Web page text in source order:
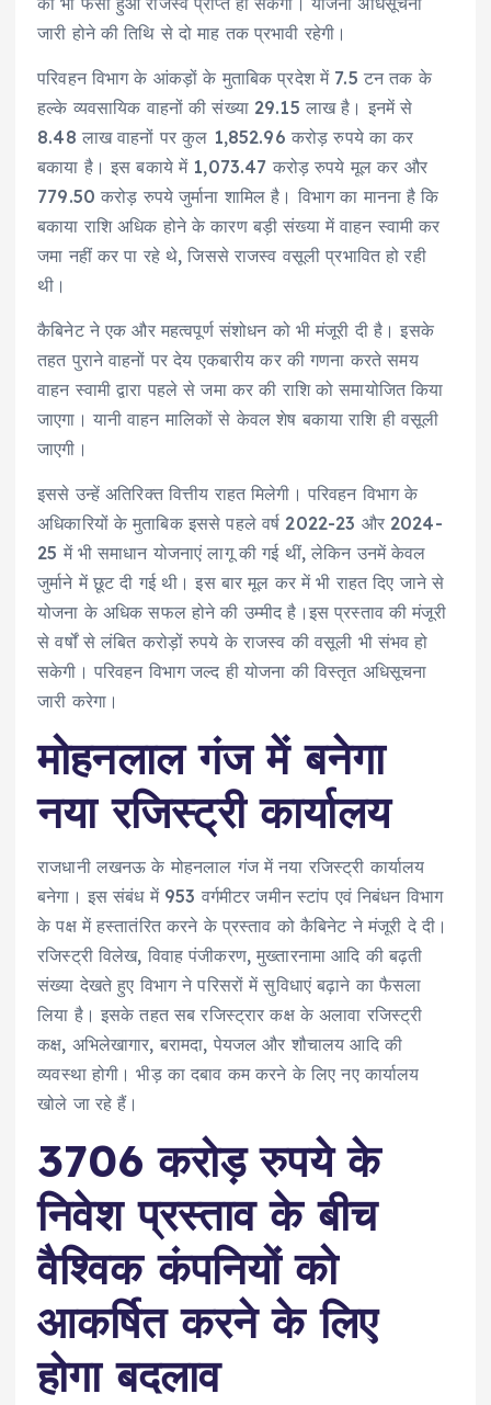
जारी होने की तिथि से दो माह तक प्रभावी रहेगी।
परिवहन विभाग के आंकड़ों के मुताबिक प्रदेश में 7.5 टन तक के
हल्के व्यवसायिक वाहनों की संख्या 29.15 लाख है। इनमें से
8.48 लाख वाहनों पर कुल 1,852.96 करोड़ रुपये का कर
बकाया है। इस बकाये में 1,073.47 करोड़ रुपये मूल कर और
779.50 करोड़ रुपये जुर्माना शामिल है। विभाग का मानना है कि
बकाया राशि अधिक होने के कारण बड़ी संख्या में वाहन स्वामी कर
जमा नहीं कर पा रहे थे, जिससे राजस्व वसूली प्रभावित हो रही
थी।
कैबिनेट ने एक और महत्वपूर्ण संशोधन को भी मंजूरी दी है। इसके
तहत पुराने वाहनों पर देय एकबारीय कर की गणना करते समय
वाहन स्वामी द्वारा पहले से जमा कर की राशि को समायोजित किया
जाएगा। यानी वाहन मालिकों से केवल शेष बकाया राशि ही वसूली
जाएगी।
इससे उन्हें अतिरिक्त वित्तीय राहत मिलेगी। परिवहन विभाग के
अधिकारियों के मुताबिक इससे पहले वर्ष 2022-23 और 2024-
25 में भी समाधान योजनाएं लागू की गई थीं, लेकिन उनमें केवल
जुर्माने में छूट दी गई थी। इस बार मूल कर में भी राहत दिए जाने से
योजना के अधिक सफल होने की उम्मीद है।इस प्रस्ताव की मंजूरी
से वर्षों से लंबित करोड़ों रुपये के राजस्व की वसूली भी संभव हो
सकेगी। परिवहन विभाग जल्द ही योजना की विस्तृत अधिसूचना
जारी करेगा।
मोहनलाल गंज में बनेगा
नया रजिस्ट्री कार्यालय
राजधानी लखनऊ के मोहनलाल गंज में नया रजिस्ट्री कार्यालय
बनेगा। इस संबंध में 953 वर्गमीटर जमीन स्टांप एवं निबंधन विभाग
के पक्ष में हस्तातंरित करने के प्रस्ताव को कैबिनेट ने मंजूरी दे दी।
रजिस्ट्री विलेख, विवाह पंजीकरण, मुख्तारनामा आदि की बढ़ती
संख्या देखते हुए विभाग ने परिसरों में सुविधाएं बढ़ाने का फैसला
लिया है। इसके तहत सब रजिस्ट्रार कक्ष के अलावा रजिस्ट्री
कक्ष, अभिलेखागार, बरामदा, पेयजल और शौचालय आदि की
व्यवस्था होगी। भीड़ का दबाव कम करने के लिए नए कार्यालय
खोले जा रहे हैं।
3706 करोड़ रुपये के
निवेश प्रस्ताव के बीच
वैश्विक कंपनियों को
आकर्षित करने के लिए
होगा बदलाव